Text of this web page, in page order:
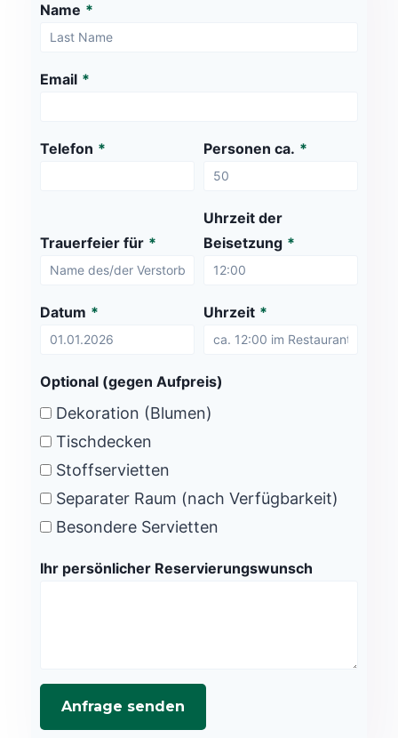
Name *
Email *
Telefon * Personen ca. *
Trauerfeier für *
Uhrzeit der
Beisetzung *
Datum * Uhrzeit *
Optional (gegen Aufpreis)
Dekoration (Blumen)
Tischdecken
Stoffservietten
Separater Raum (nach Verfügbarkeit)
Besondere Servietten
Ihr persönlicher Reservierungswunsch
Anfrage senden